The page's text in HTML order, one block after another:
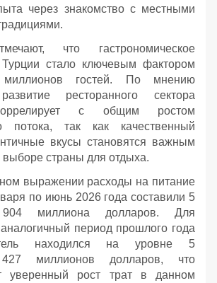
через знакомство с местными
что гастрономическое
Турции стало ключевым фактором
миллионов гостей. По мнению
ресторанного сектора
с общим ростом
потока, так как качественный
вкусы становятся важным
выборе страны для отдыха.
выражении расходы на питание
по июнь 2026 года составили 5
904 миллиона долларов. Для
период прошлого года
находился на уровне 5
миллионов долларов, что
уверенный рост трат в данном